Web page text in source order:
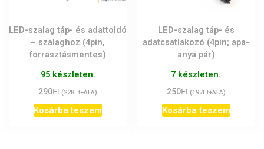
LED-szalag táp- és adattoldó
– szalaghoz (4pin,
forrasztásmentes)
95 készleten.
290Ft (228Ft+ÁFA)
Kosárba teszem
LED-szalag táp- és
adatcsatlakozó (4pin; apa-
anya pár)
7 készleten.
250Ft (197Ft+ÁFA)
Kosárba teszem